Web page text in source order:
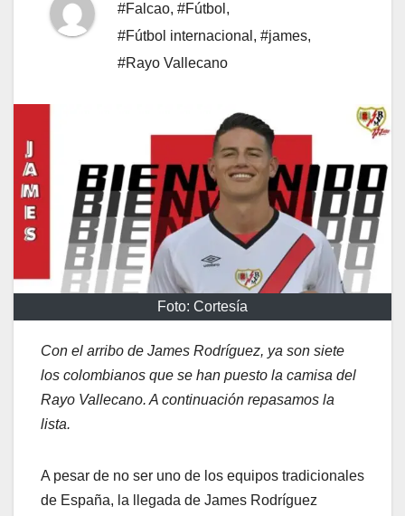
#Falcao, #Fútbol ,
#Fútbol internacional , #james,
#Rayo Vallecano
Foto: Cortesía
Con el arribo de James Rodríguez, ya son siete
los colombianos que se han puesto la camisa del
Rayo Vallecano. A continuación repasamos la
lista.
A pesar de no ser uno de los equipos tradicionales
de España, la llegada de James Rodríguez